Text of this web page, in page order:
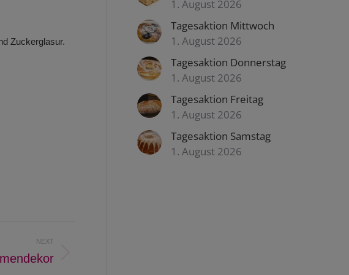
Zuckerglasur.
NEXT
1. August 2026
Tagesaktion Mittwoch
1. August 2026
Tagesaktion Donnerstag
1. August 2026
Tagesaktion Freitag
1. August 2026
Tagesaktion Samstag
1. August 2026